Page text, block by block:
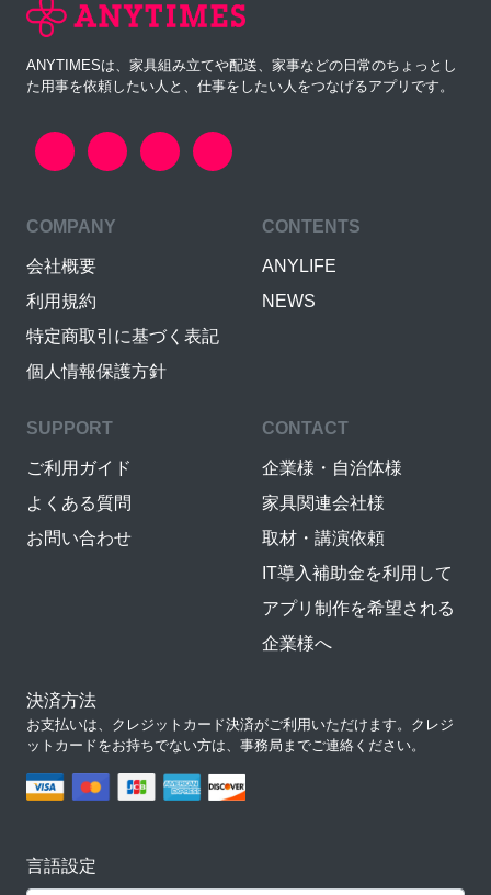
ANYTIMESは、家具組み立てや配送、家事などの日常のちょっとし
た用事を依頼したい人と、仕事をしたい人をつなげるアプリです。
COMPANY
会社概要
利用規約
特定商取引に基づく表記
個人情報保護方針
CONTENTS
ANYLIFE
NEWS
SUPPORT
ご利用ガイド
よくある質問
お問い合わせ
CONTACT
企業様・自治体様
家具関連会社様
取材・講演依頼
IT導入補助金を利用して
アプリ制作を希望される
企業様へ
決済方法
お支払いは、クレジットカード決済がご利用いただけます。クレジ
ットカードをお持ちでない方は、事務局までご連絡ください。
言語設定